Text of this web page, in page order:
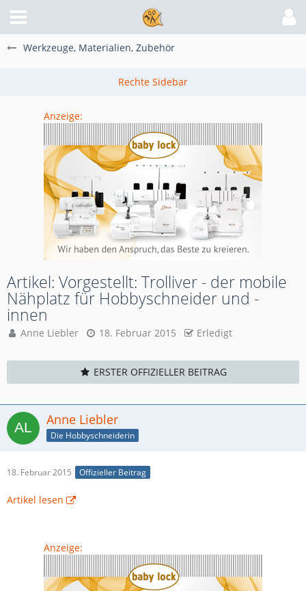
Werkzeuge, Materialien, Zubehör
Anzeige:
Artikel: Vorgestellt: Trolliver - der mobile
Nähplatz für Hobbyschneider und -
innen
Anne Liebler 18. Februar 2015 Erledigt
ERSTER OFFIZIELLER BEITRAG
Anne Liebler
Die Hobbyschneiderin
18. Februar 2015 Offizieller Beitrag
Artikel lesen
Anzeige: